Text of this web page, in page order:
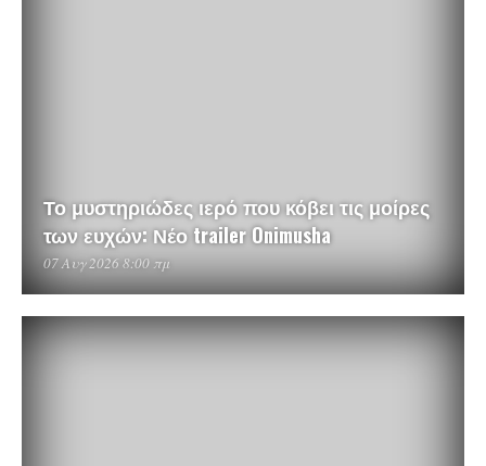
Το μυστηριώδες ιερό που κόβει τις μοίρες
των ευχών: Νέο trailer Onimusha
07 Αυγ 2026 8:00 πμ